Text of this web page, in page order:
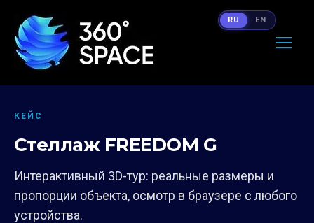
КЕЙС
Стеллаж FREEDOM G
Интерактивный 3D-тур: реальные размеры и
пропорции объекта, осмотр в браузере с любого
устройства.
RU EN